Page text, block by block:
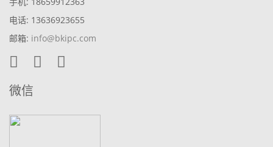
电话: 13636923655
邮箱: info@bkipc.com
微信